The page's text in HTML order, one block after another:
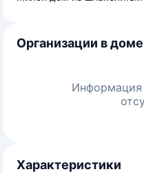
Организации в доме
Информация
Характеристики